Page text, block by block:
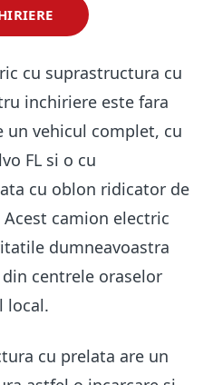
cu suprastructura cu
inchiriere este fara
un vehicul complet, cu
FL si o cu
cu oblon ridicator de
camion electric
dumneavoastra
centrele oraselor
local.
cu prelata are un